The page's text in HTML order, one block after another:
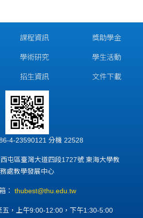
課程資訊
學術研究
招生資訊
獎助學金
學生活動
文件下載
4-23590121 分機 22528
屯區臺灣大道四段1727號 東海大學教
務處教學發展中心
： thubest@thu.edu.tw
五，上午9:00-12:00，下午1:30-5:00